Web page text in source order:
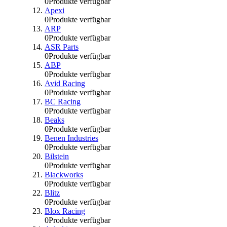
Apexi
0Produkte verfügbar
ARP
0Produkte verfügbar
ASR Parts
0Produkte verfügbar
ABP
0Produkte verfügbar
Avid Racing
0Produkte verfügbar
BC Racing
0Produkte verfügbar
Beaks
0Produkte verfügbar
Benen Industries
0Produkte verfügbar
Bilstein
0Produkte verfügbar
Blackworks
0Produkte verfügbar
Blitz
0Produkte verfügbar
Blox Racing
0Produkte verfügbar